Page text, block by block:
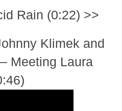
Rain (0:22) >>
Klimek and
Meeting Laura